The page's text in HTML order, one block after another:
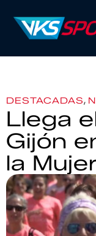
DESTACADAS,
Llega
Gijón
la